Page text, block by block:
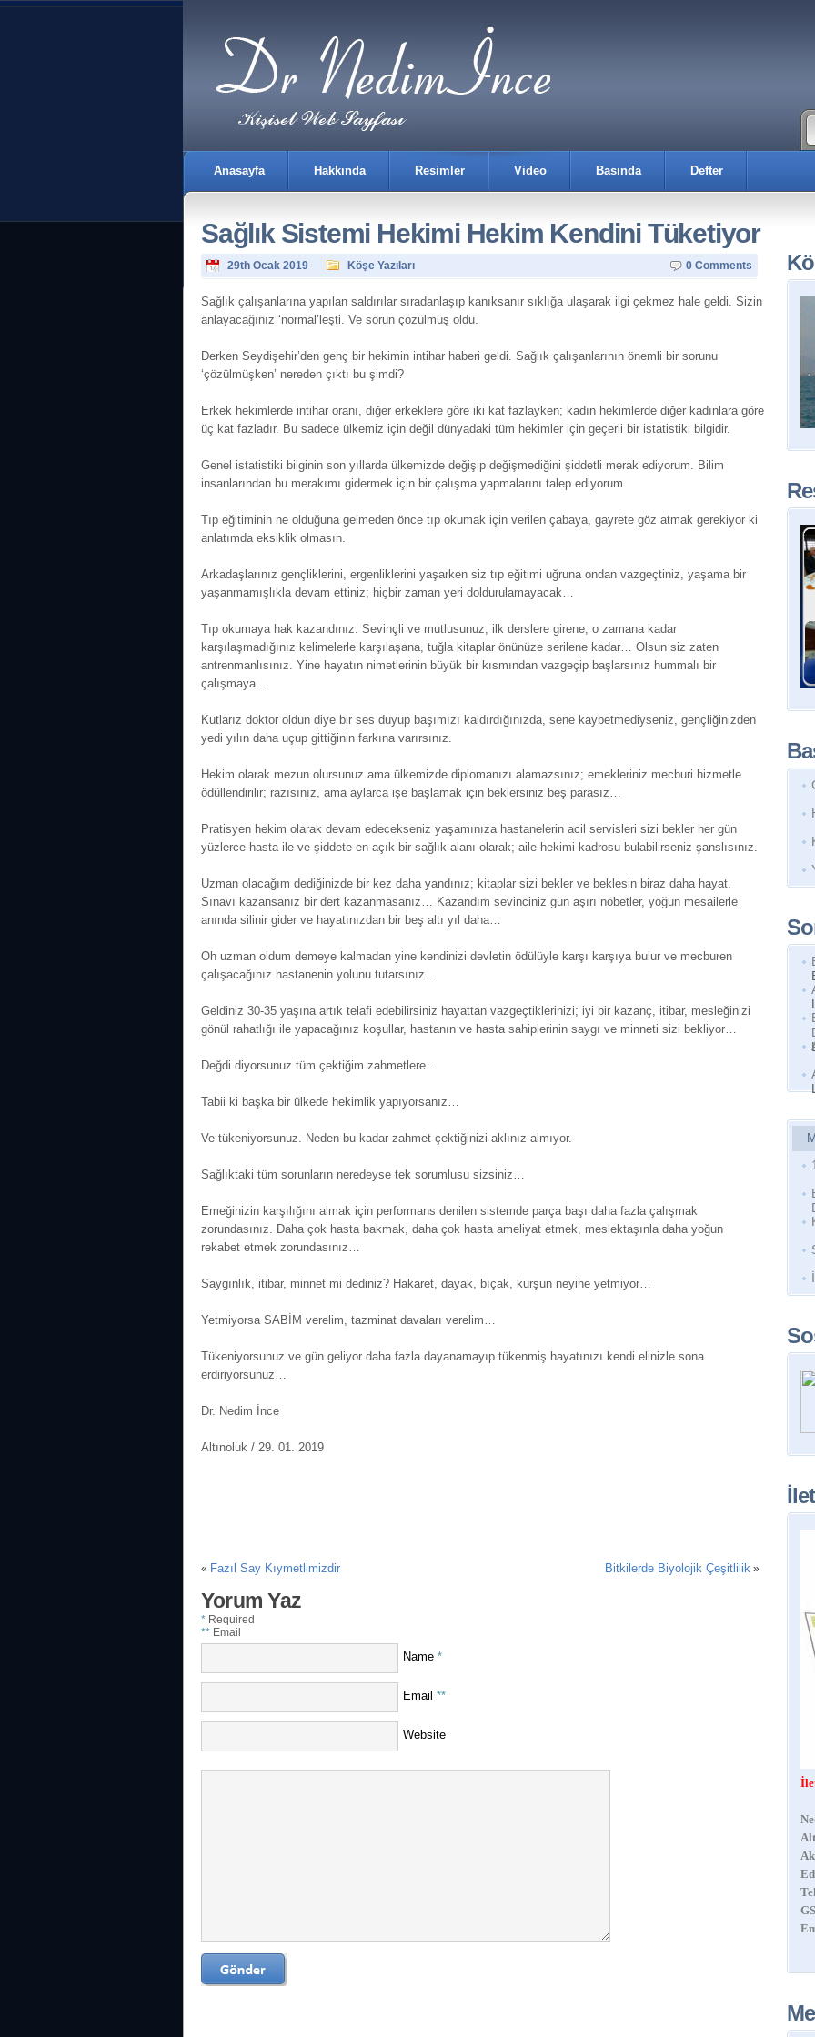
Anasayfa Hakkında Resimler Video Basında Defter
Sağlık Sistemi Hekimi Hekim Kendini Tüketiyor
29th Ocak 2019 Köşe Yazıları 0 Comments
Sağlık çalışanlarına yapılan saldırılar sıradanlaşıp kanıksanır sıklığa ulaşarak ilgi çekmez hale geldi. Sizin
anlayacağınız ‘normal’leşti. Ve sorun çözülmüş oldu.
Derken Seydişehir’den genç bir hekimin intihar haberi geldi. Sağlık çalışanlarının önemli bir sorunu
‘çözülmüşken’ nereden çıktı bu şimdi?
Erkek hekimlerde intihar oranı, diğer erkeklere göre iki kat fazlayken; kadın hekimlerde diğer kadınlara göre
üç kat fazladır. Bu sadece ülkemiz için değil dünyadaki tüm hekimler için geçerli bir istatistiki bilgidir.
Genel istatistiki bilginin son yıllarda ülkemizde değişip değişmediğini şiddetli merak ediyorum. Bilim
insanlarından bu merakımı gidermek için bir çalışma yapmalarını talep ediyorum.
Tıp eğitiminin ne olduğuna gelmeden önce tıp okumak için verilen çabaya, gayrete göz atmak gerekiyor ki
anlatımda eksiklik olmasın.
Arkadaşlarınız gençliklerini, ergenliklerini yaşarken siz tıp eğitimi uğruna ondan vazgeçtiniz, yaşama bir
yaşanmamışlıkla devam ettiniz; hiçbir zaman yeri doldurulamayacak…
Tıp okumaya hak kazandınız. Sevinçli ve mutlusunuz; ilk derslere girene, o zamana kadar
karşılaşmadığınız kelimelerle karşılaşana, tuğla kitaplar önünüze serilene kadar… Olsun siz zaten
antrenmanlısınız. Yine hayatın nimetlerinin büyük bir kısmından vazgeçip başlarsınız hummalı bir
çalışmaya…
Kutlarız doktor oldun diye bir ses duyup başımızı kaldırdığınızda, sene kaybetmediyseniz, gençliğinizden
yedi yılın daha uçup gittiğinin farkına varırsınız.
Hekim olarak mezun olursunuz ama ülkemizde diplomanızı alamazsınız; emekleriniz mecburi hizmetle
ödüllendirilir; razısınız, ama aylarca işe başlamak için beklersiniz beş parasız…
Pratisyen hekim olarak devam edecekseniz yaşamınıza hastanelerin acil servisleri sizi bekler her gün
yüzlerce hasta ile ve şiddete en açık bir sağlık alanı olarak; aile hekimi kadrosu bulabilirseniz şanslısınız.
Uzman olacağım dediğinizde bir kez daha yandınız; kitaplar sizi bekler ve beklesin biraz daha hayat.
Sınavı kazansanız bir dert kazanmasanız… Kazandım sevinciniz gün aşırı nöbetler, yoğun mesailerle
anında silinir gider ve hayatınızdan bir beş altı yıl daha…
Oh uzman oldum demeye kalmadan yine kendinizi devletin ödülüyle karşı karşıya bulur ve mecburen
çalışacağınız hastanenin yolunu tutarsınız…
Geldiniz 30-35 yaşına artık telafi edebilirsiniz hayattan vazgeçtiklerinizi; iyi bir kazanç, itibar, mesleğinizi
gönül rahatlığı ile yapacağınız koşullar, hastanın ve hasta sahiplerinin saygı ve minneti sizi bekliyor…
Değdi diyorsunuz tüm çektiğim zahmetlere…
Tabii ki başka bir ülkede hekimlik yapıyorsanız…
Ve tükeniyorsunuz. Neden bu kadar zahmet çektiğinizi aklınız almıyor.
Sağlıktaki tüm sorunların neredeyse tek sorumlusu sizsiniz…
Emeğinizin karşılığını almak için performans denilen sistemde parça başı daha fazla çalışmak
zorundasınız. Daha çok hasta bakmak, daha çok hasta ameliyat etmek, meslektaşınla daha yoğun
rekabet etmek zorundasınız…
Saygınlık, itibar, minnet mi dediniz? Hakaret, dayak, bıçak, kurşun neyine yetmiyor…
Yetmiyorsa SABİM verelim, tazminat davaları verelim…
Tükeniyorsunuz ve gün geliyor daha fazla dayanamayıp tükenmiş hayatınızı kendi elinizle sona
erdiriyorsunuz…
Dr. Nedim İnce
Altınoluk / 29. 01. 2019
« Fazıl Say Kıymetlimizdir Bitkilerde Biyolojik Çeşitlilik »
Yorum Yaz
* Required
** Email
Name *
Email **
Website